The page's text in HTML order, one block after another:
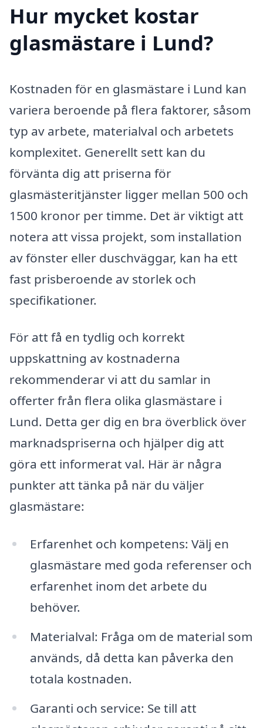
Hur mycket kostar
glasmästare i Lund?
Kostnaden för en glasmästare i Lund kan
variera beroende på flera faktorer, såsom
typ av arbete, materialval och arbetets
komplexitet. Generellt sett kan du
förvänta dig att priserna för
glasmästeritjänster ligger mellan 500 och
1500 kronor per timme. Det är viktigt att
notera att vissa projekt, som installation
av fönster eller duschväggar, kan ha ett
fast prisberoende av storlek och
specifikationer.
För att få en tydlig och korrekt
uppskattning av kostnaderna
rekommenderar vi att du samlar in
offerter från flera olika glasmästare i
Lund. Detta ger dig en bra överblick över
marknadspriserna och hjälper dig att
göra ett informerat val. Här är några
punkter att tänka på när du väljer
glasmästare:
Erfarenhet och kompetens: Välj en
glasmästare med goda referenser och
erfarenhet inom det arbete du
behöver.
Materialval: Fråga om de material som
används, då detta kan påverka den
totala kostnaden.
Garanti och service: Se till att